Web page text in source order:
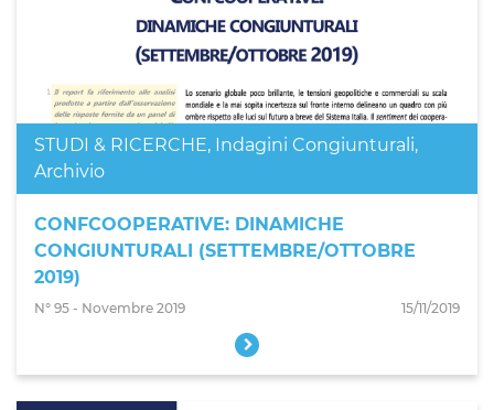
STUDI & RICERCHE, Indagini Congiunturali,
Archivio
CONFCOOPERATIVE: DINAMICHE
CONGIUNTURALI (SETTEMBRE/OTTOBRE
2019)
N° 95 - Novembre 2019 15/11/2019